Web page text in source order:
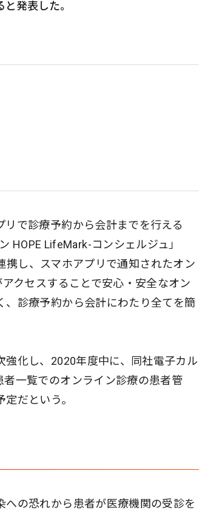
発表した。
リで診療予約から会計までを行える
HOPE LifeMark-コンシェルジュ」
携し、スマホアプリで通知されたオン
クセスすることで安心・安全なオン
診療予約から会計にわたり全てを簡
化し、2020年度中に、同社電子カル
一覧でのオンライン診療の患者管
だという。
の恐れから患者が医療機関の受診を